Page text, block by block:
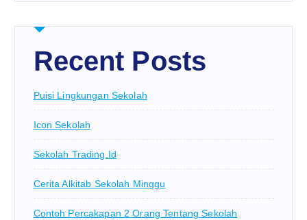
Recent Posts
Puisi Lingkungan Sekolah
Icon Sekolah
Sekolah Trading.id
Cerita Alkitab Sekolah Minggu
Contoh Percakapan 2 Orang Tentang Sekolah